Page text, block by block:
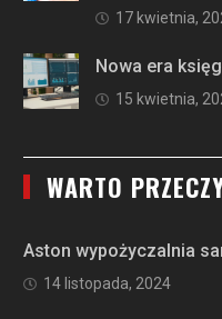
17 kwietnia,
Nowa era
15 kwietnia,
WARTO
Aston wypożyczalnia
14 listopada, 2024